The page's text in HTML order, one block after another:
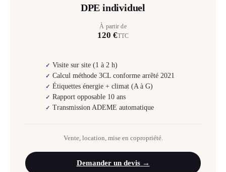
DPE individuel
À partir de
120 €TTC
✓ Visite sur site (1 à 2 h)
✓ Calcul méthode 3CL conforme arrêté 2021
✓ Étiquettes énergie + climat (A à G)
✓ Rapport opposable 10 ans
✓ Transmission ADEME automatique
Vente, location, mise en copropriété.
Demander un devis →